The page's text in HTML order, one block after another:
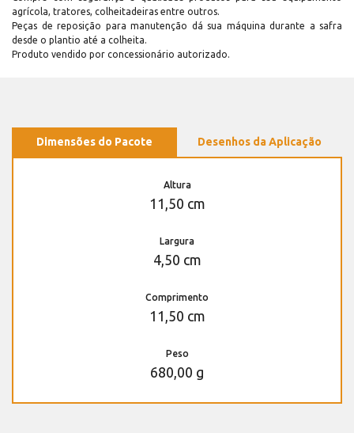
agrícola, tratores, colheitadeiras entre outros.
Peças de reposição para manutenção dá sua máquina durante a safra
desde o plantio até a colheita.
Produto vendido por concessionário autorizado.
Dimensões do Pacote Desenhos da Aplicação
Altura
11,50 cm
Largura
4,50 cm
Comprimento
11,50 cm
Peso
680,00 g